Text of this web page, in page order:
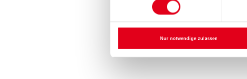
Nur notwendige zulassen